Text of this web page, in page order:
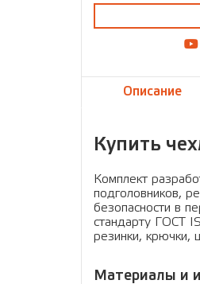
Описание
Купить
Комплект
подголовников,
безопасности в
стандарту ГОСТ
резинки, крючки,
Материалы и